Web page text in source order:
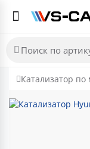
Катализатор по